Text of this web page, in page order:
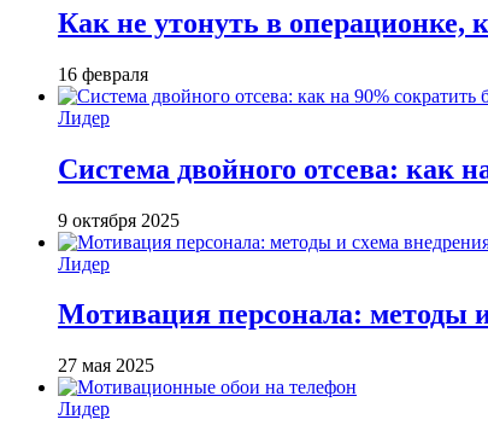
Как не утонуть в операционке,
16 февраля
Лидер
Система двойного отсева: как
9 октября 2025
Лидер
Мотивация персонала: методы
27 мая 2025
Лидер